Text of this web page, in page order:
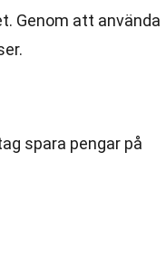
Genom att använda
spara pengar på